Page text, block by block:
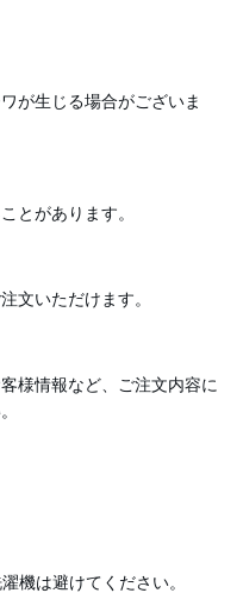
が生じる場合がございま
とがあります。
文いただけます。
様情報など、ご注文内容に
機は避けてください。